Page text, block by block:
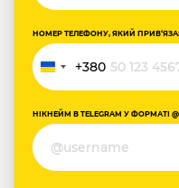
НОМЕР ТЕЛЕФОНУ, ЯКИЙ
Україна
+380
+380
НІКНЕЙМ В TELEGRAM У ФОРМАТІ